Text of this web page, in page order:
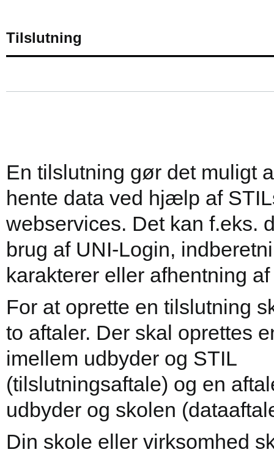
Tilslutning
En tilslutning gør det muligt
hente data ved hjælp af
webservices. Det kan f.eks.
brug af UNI-Login,
karakterer eller afhentning
For at oprette en tilslutning
to aftaler. Der skal oprettes
imellem udbyder og STIL
(tilslutningsaftale) og en
udbyder og skolen
Din skole eller virksomhed